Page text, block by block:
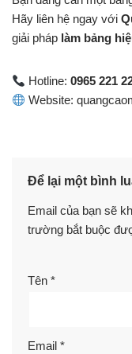
Hãy liên hệ ngay với
giải pháp làm bảng
Hotline:0965 221
Website:
Để lại một bình
Email của bạn sẽ
trường bắt buộc
Tên *
Email *